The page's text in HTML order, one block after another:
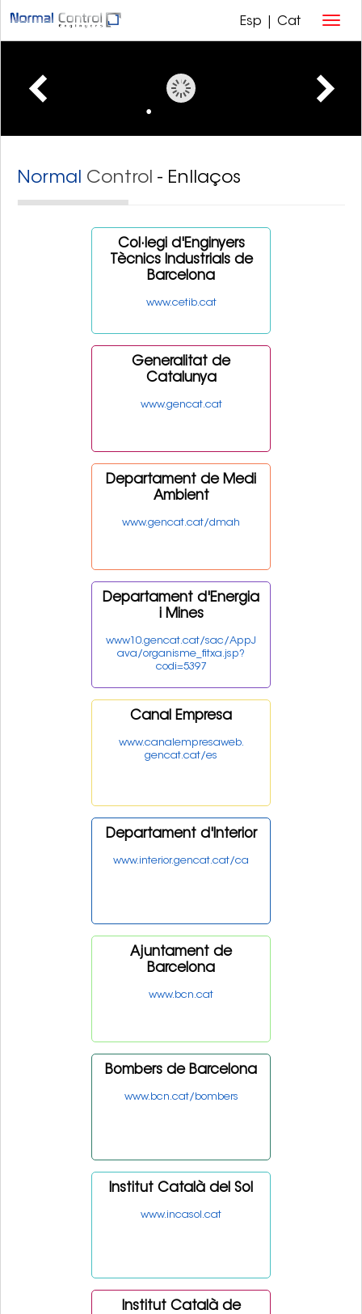
Esp Cat
Normal Control - Enllaços
Col·legi d'Enginyers
Tècnics Industrials de
Barcelona
www.cetib.cat
Generalitat de
Catalunya
www.gencat.cat
Departament de Medi
Ambient
www.gencat.cat/dmah
Departament d'Energia
i Mines
www10.gencat.cat/sac/AppJ
ava/organisme_fitxa.jsp?
codi=5397
Canal Empresa
www.canalempresaweb.
gencat.cat/es
Departament d'Interior
www.interior.gencat.cat/ca
Ajuntament de
Barcelona
www.bcn.cat
Bombers de Barcelona
www.bcn.cat/bombers
Institut Català del Sol
www.incasol.cat
Institut Català de